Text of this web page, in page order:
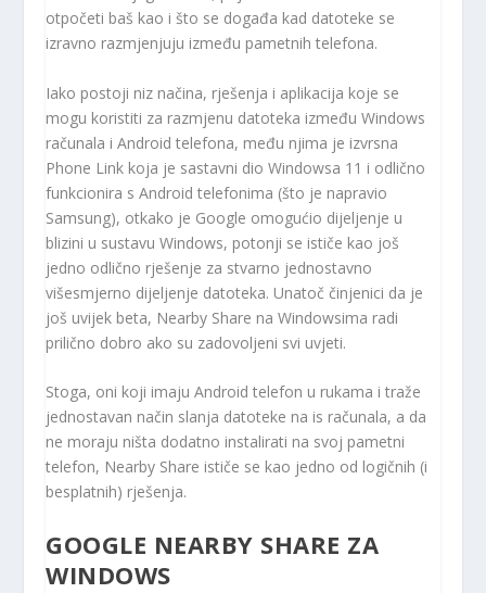
otpočeti baš kao i što se događa kad datoteke se
izravno razmjenjuju između pametnih telefona.
Iako postoji niz načina, rješenja i aplikacija koje se
mogu koristiti za razmjenu datoteka između Windows
računala i Android telefona, među njima je izvrsna
Phone Link koja je sastavni dio Windowsa 11 i odlično
funkcionira s Android telefonima (što je napravio
Samsung), otkako je Google omogućio dijeljenje u
blizini u sustavu Windows, potonji se ističe kao još
jedno odlično rješenje za stvarno jednostavno
višesmjerno dijeljenje datoteka. Unatoč činjenici da je
još uvijek beta, Nearby Share na Windowsima radi
prilično dobro ako su zadovoljeni svi uvjeti.
Stoga, oni koji imaju Android telefon u rukama i traže
jednostavan način slanja datoteke na is računala, a da
ne moraju ništa dodatno instalirati na svoj pametni
telefon, Nearby Share ističe se kao jedno od logičnih (i
besplatnih) rješenja.
GOOGLE NEARBY SHARE ZA
WINDOWS